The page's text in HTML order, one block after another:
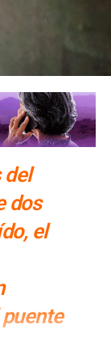
del
dos
el